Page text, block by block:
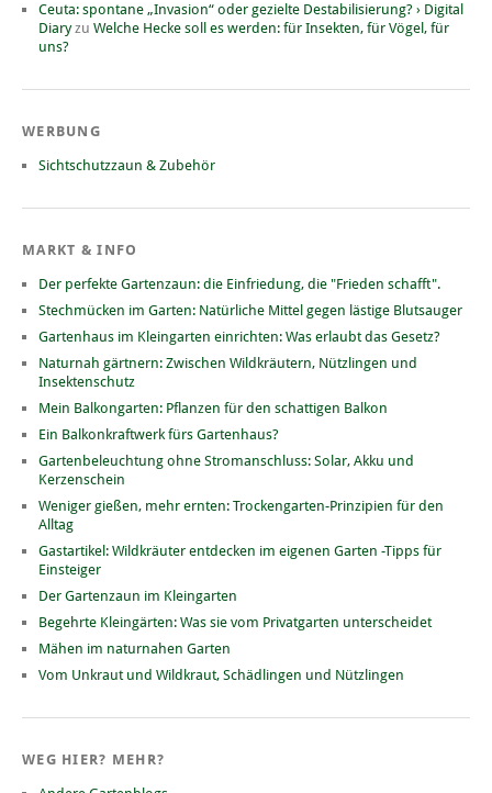
Ceuta: spontane „Invasion“ oder gezielte Destabilisierung? › Digital
Diaryzu Welche Hecke soll es werden: für Insekten, für Vögel, für
uns?
WERBUNG
Sichtschutzzaun & Zubehör
MARKT & INFO
Der perfekte Gartenzaun: die Einfriedung, die "Frieden schafft".
Stechmücken im Garten: Natürliche Mittel gegen lästige Blutsauger
Gartenhaus im Kleingarten einrichten: Was erlaubt das Gesetz?
Naturnah gärtnern: Zwischen Wildkräutern, Nützlingen und
Insektenschutz
Mein Balkongarten: Pflanzen für den schattigen Balkon
Ein Balkonkraftwerk fürs Gartenhaus?
Gartenbeleuchtung ohne Stromanschluss: Solar, Akku und
Kerzenschein
Weniger gießen, mehr ernten: Trockengarten-Prinzipien für den
Alltag
Gastartikel: Wildkräuter entdecken im eigenen Garten -Tipps für
Einsteiger
Der Gartenzaun im Kleingarten
Begehrte Kleingärten: Was sie vom Privatgarten unterscheidet
Mähen im naturnahen Garten
Vom Unkraut und Wildkraut, Schädlingen und Nützlingen
WEG HIER? MEHR?